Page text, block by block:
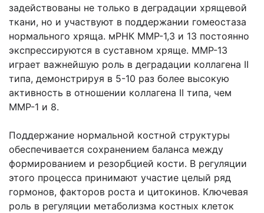
задействованы не только в деградации хрящевой
ткани, но и участвуют в поддержании гомеостаза
нормального хряща. мРНК ММР-1,3 и 13 постоянно
экспрессируются в суставном хряще. ММР-13
играет важнейшую роль в деградации коллагена II
типа, демонстрируя в 5-10 раз более высокую
активность в отношении коллагена II типа, чем
ММР-1 и 8.
Поддержание нормальной костной структуры
обеспечивается сохранением баланса между
формированием и резорбцией кости. В регуляции
этого процесса принимают участие целый ряд
гормонов, факторов роста и цитокинов. Ключевая
роль в регуляции метаболизма костных клеток